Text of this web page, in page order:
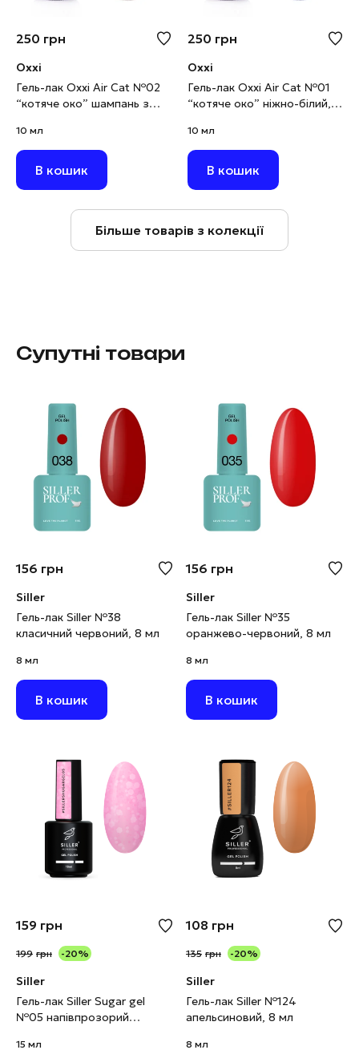
250 грн
Oxxi
Гель-лак Oxxi Air Cat №02
“котяче око” шампань з
мл
10 мл
В кошик
250 грн
Oxxi
Гель-лак Oxxi Air Cat №01
“котяче око” ніжно-білий,
10 мл
В кошик
Більше товарів з колекції
Супутні товари
156 грн
Siller
Гель-лак Siller №38
класичний червоний, 8 мл
8 мл
В кошик
156 грн
Siller
Гель-лак Siller №35
оранжево-червоний, 8 мл
8 мл
В кошик
159 грн
199 грн -20%
Siller
Гель-лак Siller Sugar gel
№05 напівпрозорий
15 мл
108 грн
135 грн -20%
Siller
Гель-лак Siller №124
апельсиновий, 8 мл
8 мл